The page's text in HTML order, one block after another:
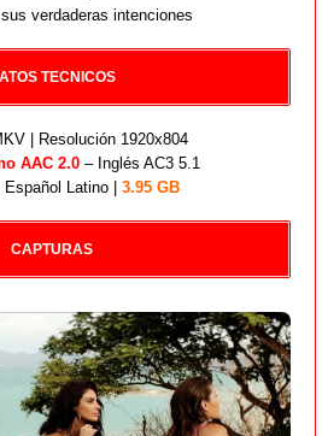
verdaderas intenciones
TECNICOS
| Resolución 1920x804
AAC 2.0 – Inglés AC3 5.1
Latino | 3.95 GB
CAPTURAS